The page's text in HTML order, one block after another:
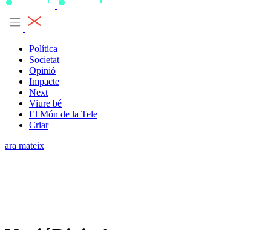
Política
Societat
Opinió
Impacte
Next
Viure bé
El Món de la Tele
Criar
ara mateix